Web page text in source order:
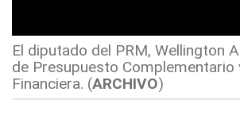
El diputado del PRM, Wellington
de Presupuesto Complementario
Financiera. (ARCHIVO)